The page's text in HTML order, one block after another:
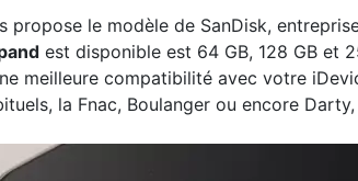
propose le modèle de SanDisk,
est disponible est 64 GB, 128 GB et
meilleure compatibilité avec votre
la Fnac, Boulanger ou encore